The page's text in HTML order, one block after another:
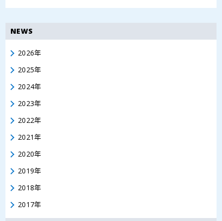
NEWS
2026年
2025年
2024年
2023年
2022年
2021年
2020年
2019年
2018年
2017年